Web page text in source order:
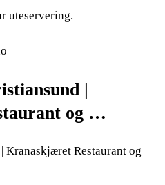
uteservering.
|
og …
Restaurant og